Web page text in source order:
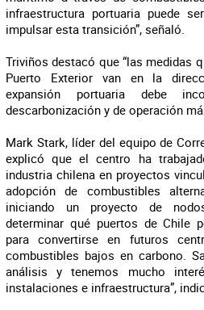
infraestructura portuaria puede
impulsar esta transición”, señaló.
Triviños destacó que “las medidas
Puerto Exterior van en la
expansión portuaria debe
descarbonización y de operación
Mark Stark, líder del equipo de
explicó que el centro ha
industria chilena en proyectos
adopción de combustibles
iniciando un proyecto de
determinar qué puertos de Chile
para convertirse en futuros
combustibles bajos en carbono.
análisis y tenemos mucho
instalaciones e infraestructura”,